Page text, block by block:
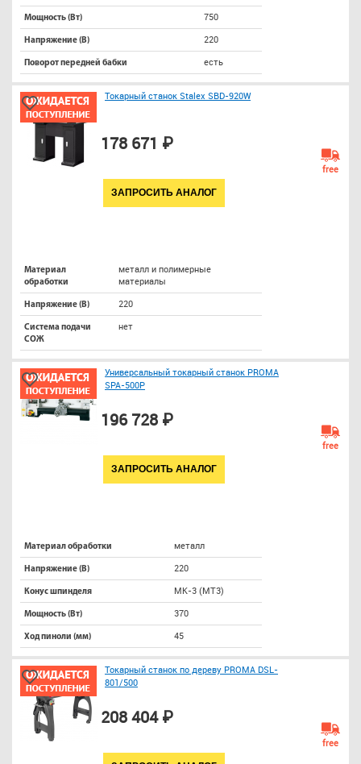
Мощность (Вт) 750
Напряжение (В) 220
Поворот передней бабки есть
Токарный станок Stalex SBD-920W
178 671 ₽
ЗАПРОСИТЬ АНАЛОГ
free
Материал
обработки
металл и полимерные
материалы
Напряжение (В) 220
Система подачи
СОЖ
нет
Универсальный токарный станок PROMA
SPA-500P
196 728 ₽
ЗАПРОСИТЬ АНАЛОГ
free
Материал обработки металл
Напряжение (В) 220
Конус шпинделя МК-3 (МТ3)
Мощность (Вт) 370
Ход пиноли (мм) 45
Токарный станок по дереву PROMA DSL-
801/500
208 404 ₽
free